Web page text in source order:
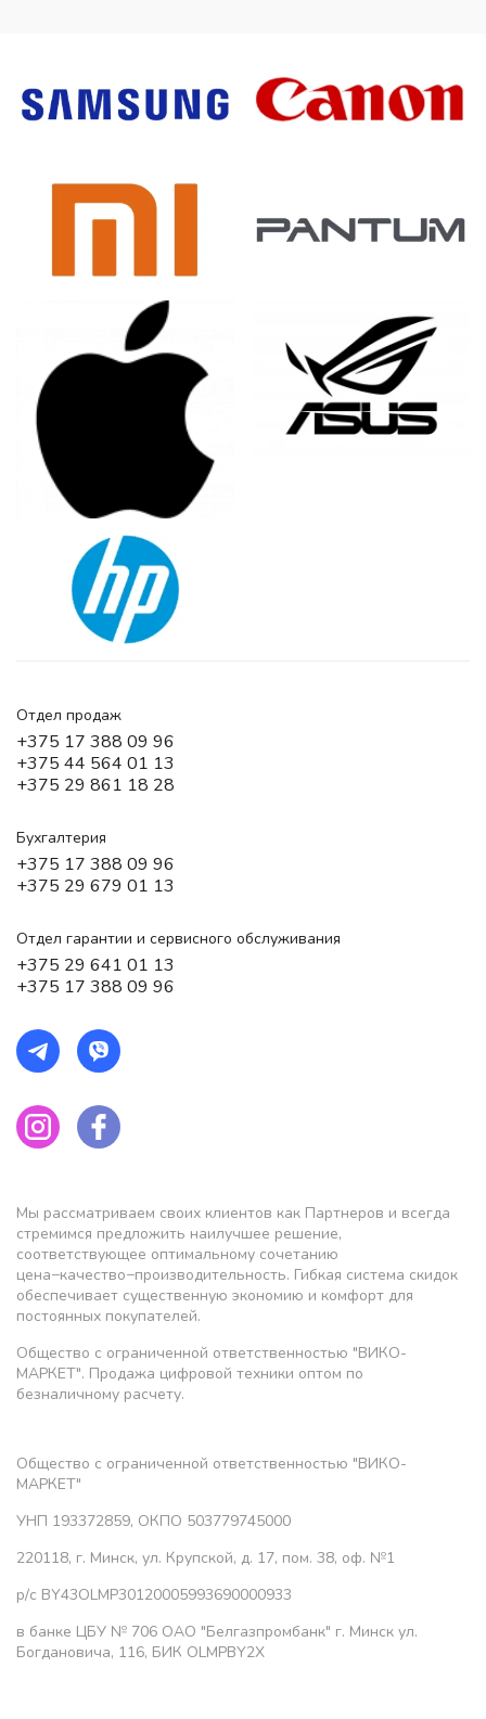
Отдел продаж
+375 17 388 09 96
+375 44 564 01 13
+375 29 861 18 28
Бухгалтерия
+375 17 388 09 96
+375 29 679 01 13
Отдел гарантии и сервисного обслуживания
+375 29 641 01 13
+375 17 388 09 96
Мы рассматриваем своих клиентов как Партнеров и всегда
стремимся предложить наилучшее решение,
соответствующее оптимальному сочетанию
цена−качество−производительность. Гибкая система скидок
обеспечивает существенную экономию и комфорт для
постоянных покупателей.
Общество с ограниченной ответственностью "ВИКО-
МАРКЕТ". Продажа цифровой техники оптом по
безналичному расчету.
Общество с ограниченной ответственностью "ВИКО-
МАРКЕТ"
УНП 193372859, ОКПО 503779745000
220118, г. Минск, ул. Крупской, д. 17, пом. 38, оф. №1
р/с BY43OLMP30120005993690000933
в банке ЦБУ № 706 ОАО "Белгазпромбанк" г. Минск ул.
Богдановича, 116, БИК OLMPBY2X